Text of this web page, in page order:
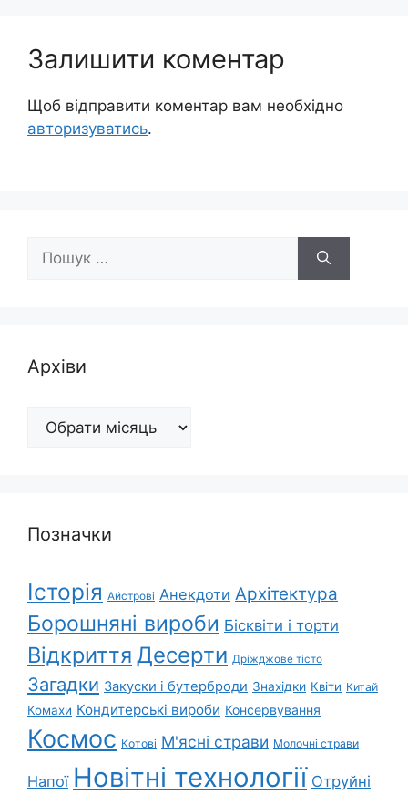
Залишити коментар
Щоб відправити коментар вам необхідно
авторизуватись.
Архіви
Архіви
Позначки
Історія Айстрові Анекдоти Архітектура
Борошняні вироби Бісквіти і торти
Відкриття Десерти Дріжджове тісто
Загадки Закуски і бутерброди Знахідки Квіти Китай
Комахи Кондитерські вироби Консервування
Космос Котові М'ясні страви Молочні страви
Напої Новітні технології Отруйні